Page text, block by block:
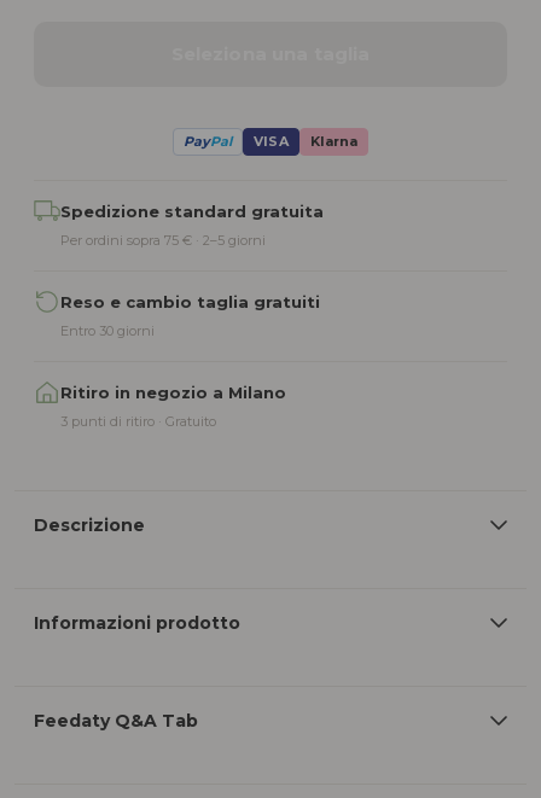
PayPal VISA Klarna
Spedizione standard gratuita
Per ordini sopra 75 € · 2–5 giorni
Reso e cambio taglia gratuiti
Entro 30 giorni
Ritiro in negozio a Milano
3 punti di ritiro · Gratuito
Descrizione
Informazioni prodotto
Feedaty Q&A Tab